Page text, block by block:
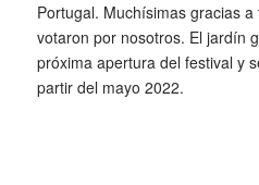
Portugal. Muchísimas gracias
votaron por nosotros. El jardín
próxima apertura del festival y
partir del mayo 2022.